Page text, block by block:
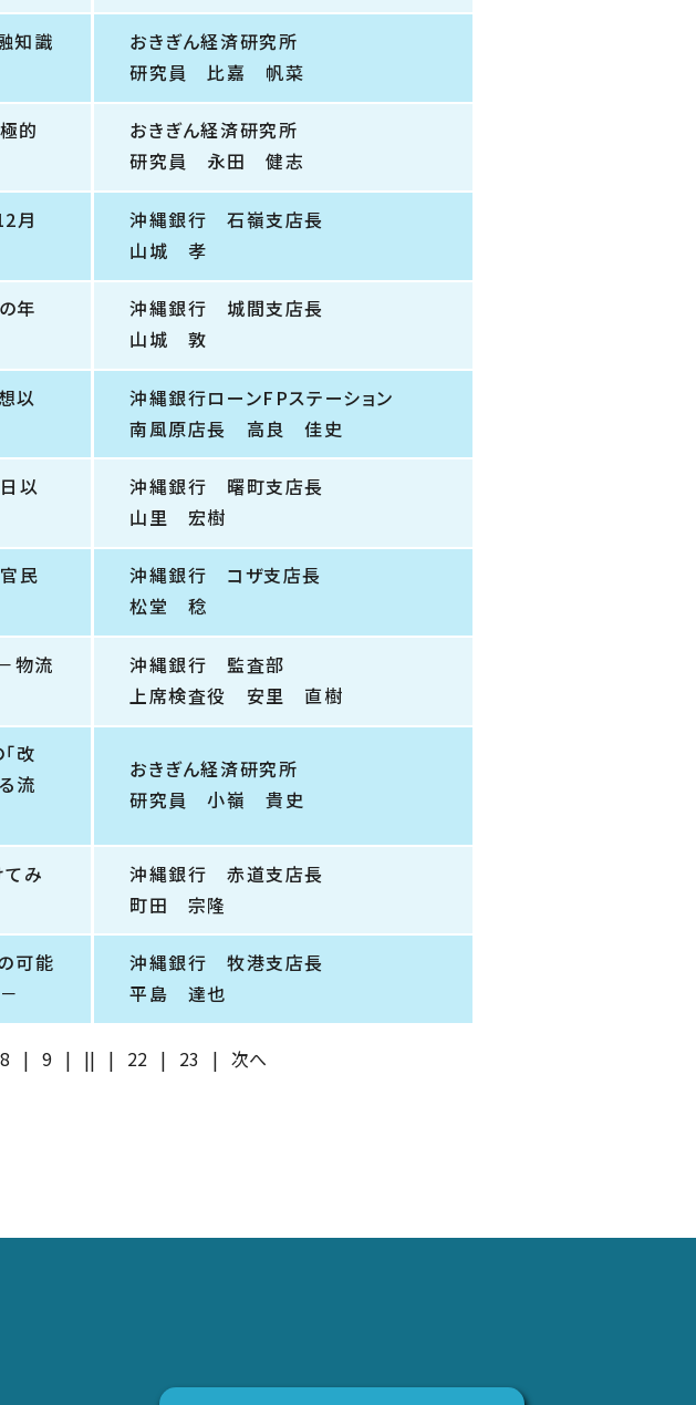
知識
おきぎん経済研究所
研究員 比嘉 帆菜
的
おきぎん経済研究所
研究員 永田 健志
月
沖縄銀行 石嶺支店長
山城 孝
年
沖縄銀行 城間支店長
山城 敦
以
沖縄銀行ローンFPステーション
南風原店長 高良 佳史
以
沖縄銀行 曙町支店長
山里 宏樹
民
沖縄銀行 コザ支店長
松堂 稔
物流
沖縄銀行 監査部
上席検査役 安里 直樹
改
流
おきぎん経済研究所
研究員 小嶺 貴史
み
沖縄銀行 赤道支店長
町田 宗隆
可能
沖縄銀行 牧港支店長
平島 達也
8 | 9 | || | 22 | 23 | 次へ